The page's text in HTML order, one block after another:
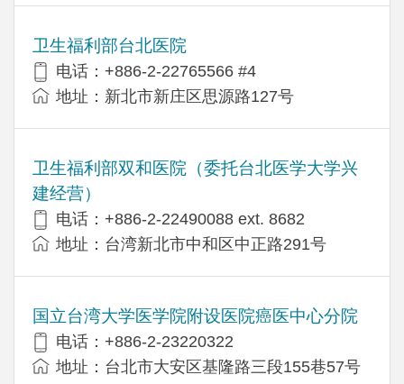
卫生福利部台北医院
电话：+886-2-22765566 #4
地址：新北市新庄区思源路127号
卫生福利部双和医院（委托台北医学大学兴
建经营）
电话：+​886-2-22490088 ext. 8682
地址：台湾新北市中和区中正路291号
国立台湾大学医学院附设医院癌医中心分院
电话：+886-2-23220322
地址：台北市大安区基隆路三段155巷57号